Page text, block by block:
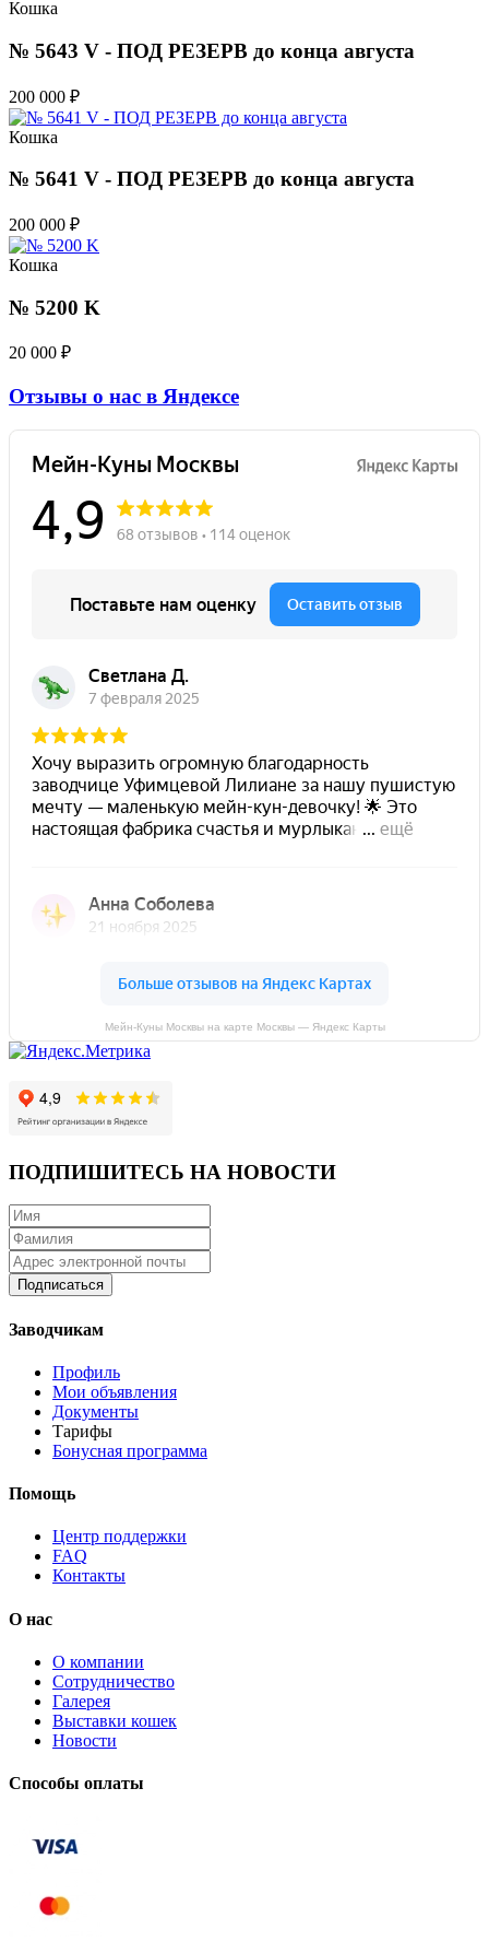
Кошка
№ 5643 V - ПОД РЕЗЕРВ до конца августа
200 000 ₽
Кошка
№ 5641 V - ПОД РЕЗЕРВ до конца августа
200 000 ₽
Кошка
№ 5200 K
20 000 ₽
Отзывы о нас в Яндексе
Мейн-Куны Москвы на карте Москвы — Яндекс Карты
ПОДПИШИТЕСЬ НА НОВОСТИ
Подписаться
Заводчикам
Профиль
Мои объявления
Документы
Тарифы
Бонусная программа
Помощь
Центр поддержки
FAQ
Контакты
О нас
О компании
Сотрудничество
Галерея
Выставки кошек
Новости
Способы оплаты